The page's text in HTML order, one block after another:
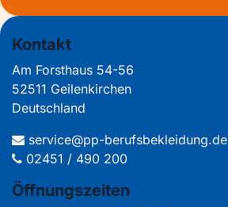
Kontakt
Am Forsthaus 54-56
52511 Geilenkirchen
Deutschland
service@pp-berufsbekleidung.de
02451 / 490 200
Öffnungszeiten